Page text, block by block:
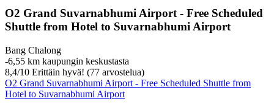
O2 Grand Suvarnabhumi Airport - Free Scheduled
Shuttle from Hotel to Suvarnabhumi Airport
Bang Chalong
‐6,55 km kaupungin keskustasta
8,4/10 Erittäin hyvä! (77 arvostelua)
O2 Grand Suvarnabhumi Airport - Free Scheduled Shuttle from
Hotel to Suvarnabhumi Airport